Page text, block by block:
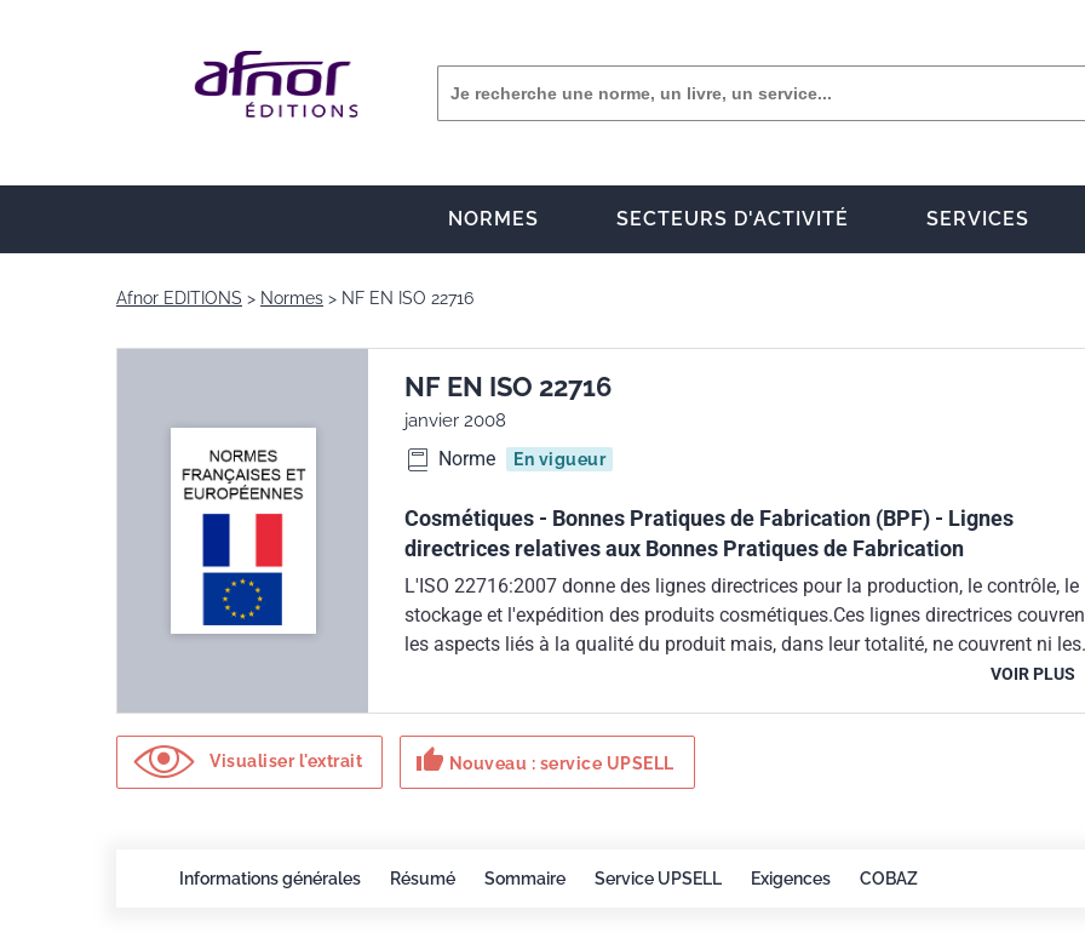
NORMES SECTEURS D'ACTIVITÉ SERVICES
Afnor EDITIONS Normes NF EN ISO 22716
NF EN ISO 22716
janvier 2008
Norme En vigueur
Cosmétiques - Bonnes Pratiques de Fabrication (BPF) - Lignes
directrices relatives aux Bonnes Pratiques de Fabrication
L'ISO 22716:2007 donne des lignes directrices pour la production, le contrôle, le
stockage et l'expédition des produits cosmétiques.Ces lignes directrices
les aspects liés à la qualité du produit mais, dans leur totalité, ne couvrent ni les
aspects liés à la sécurité du personnel travaillant dans l'usine, ni les aspects liés
l'environnement sont des responsabilités inhérentes à la société et peuvent être
régis par les réglementations et les législations locales.Ces lignes directrices ne
s'appliquent ni aux activités de recherche et développement ni à la distribution
VOIR PLUS
Visualiser l'extrait thumb_up Nouveau : service UPSELL
Informations générales Résumé Sommaire Service UPSELL Exigences COBAZ